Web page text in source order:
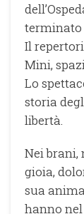
terminato
Il
Mini,
Lo
storia
libertà.
Nei brani,
gioia,
sua
hanno